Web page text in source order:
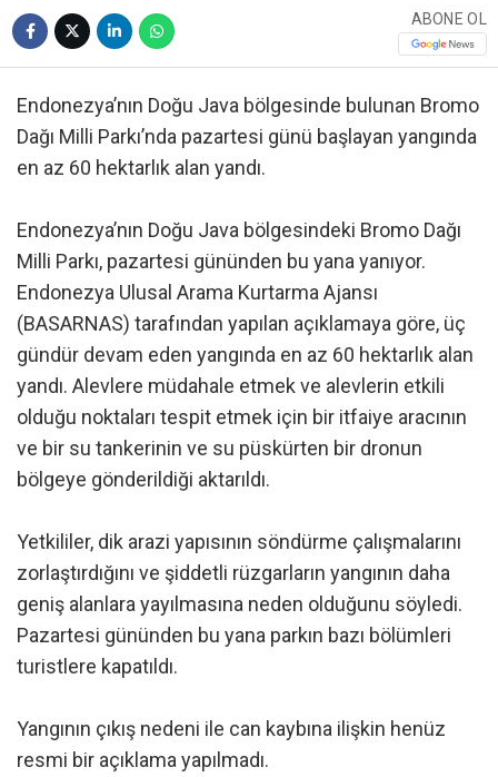
ABONE OL
Endonezya’nın Doğu Java bölgesinde bulunan Bromo
Dağı Milli Parkı’nda pazartesi günü başlayan yangında
en az 60 hektarlık alan yandı.
Endonezya’nın Doğu Java bölgesindeki Bromo Dağı
Milli Parkı, pazartesi gününden bu yana yanıyor.
Endonezya Ulusal Arama Kurtarma Ajansı
(BASARNAS) tarafından yapılan açıklamaya göre, üç
gündür devam eden yangında en az 60 hektarlık alan
yandı. Alevlere müdahale etmek ve alevlerin etkili
olduğu noktaları tespit etmek için bir itfaiye aracının
ve bir su tankerinin ve su püskürten bir dronun
bölgeye gönderildiği aktarıldı.
Yetkililer, dik arazi yapısının söndürme çalışmalarını
zorlaştırdığını ve şiddetli rüzgarların yangının daha
geniş alanlara yayılmasına neden olduğunu söyledi.
Pazartesi gününden bu yana parkın bazı bölümleri
turistlere kapatıldı.
Yangının çıkış nedeni ile can kaybına ilişkin henüz
resmi bir açıklama yapılmadı.